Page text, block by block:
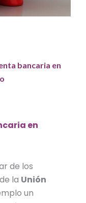
bancaria en
en
de los
la Unión
un